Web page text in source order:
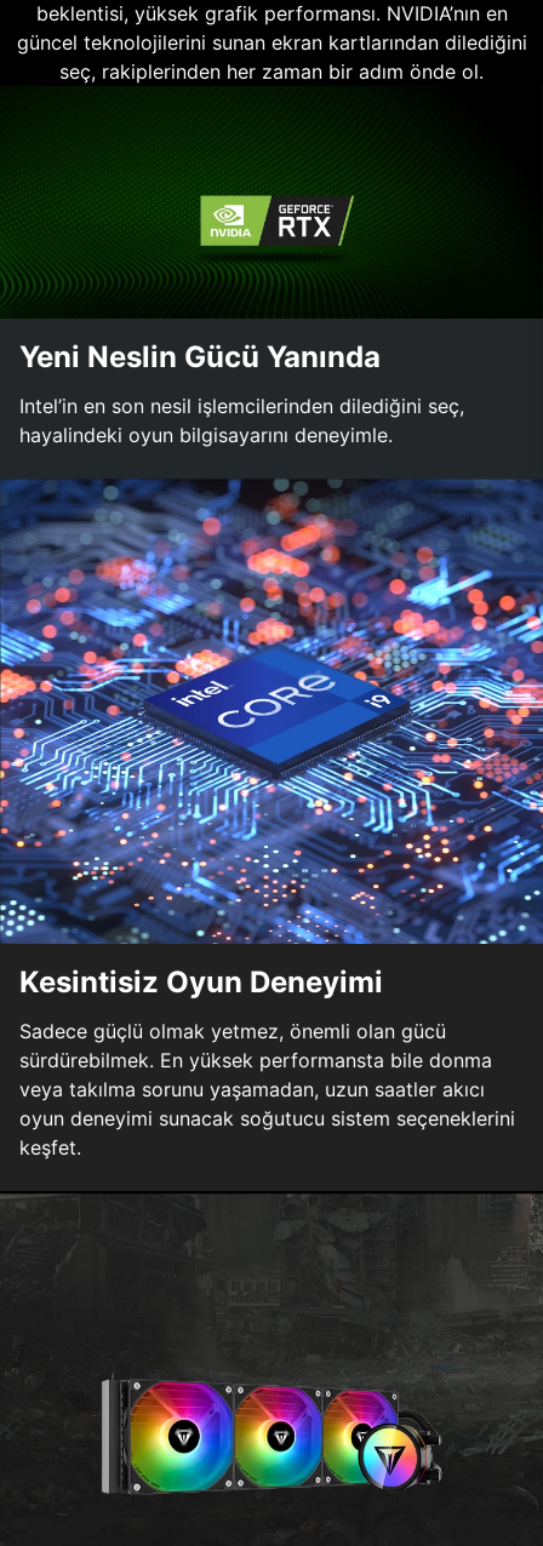
beklentisi, yüksek grafik performansı. NVIDIA’nın en
güncel teknolojilerini sunan ekran kartlarından dilediğini
seç, rakiplerinden her zaman bir adım önde ol.
Yeni Neslin Gücü Yanında
Intel’in en son nesil işlemcilerinden dilediğini seç,
hayalindeki oyun bilgisayarını deneyimle.
Kesintisiz Oyun Deneyimi
Sadece güçlü olmak yetmez, önemli olan gücü
sürdürebilmek. En yüksek performansta bile donma
veya takılma sorunu yaşamadan, uzun saatler akıcı
oyun deneyimi sunacak soğutucu sistem seçeneklerini
keşfet.